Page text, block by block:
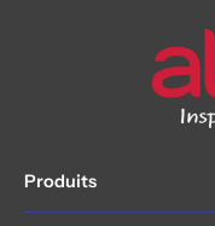
Produits